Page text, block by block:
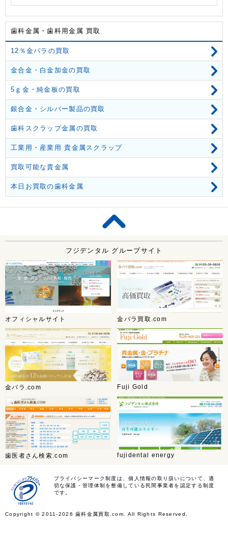
歯科金属・歯科用金属 買取
12％金パラの買取
金合金・白金加金の買取
5ｇ金・純金板の買取
銀合金・シルバー製品の買取
歯科スクラップ金属の買取
工業用・産業用 貴金属スクラップ
買取可能な貴金属
本日お買取の歯科金属
フジデンタル グループサイト
オフィシャルサイト 金パラ買取.com
金パラ.com Fuji Gold
歯医者さん検索.com fujidental energy
プライバシーマーク制度は、個人情報の取り扱いについて、適
切な保護・管理体制を整備している民間事業者を認定する制度
です。
Copyright ©2011-2026 歯科金属買取.com. All Rights Reserved.